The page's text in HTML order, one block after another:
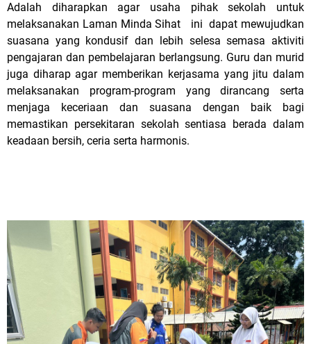
Adalah diharapkan agar usaha pihak sekolah untuk
melaksanakan Laman Minda Sihat ini dapat mewujudkan
suasana yang kondusif dan lebih selesa semasa aktiviti
pengajaran dan pembelajaran berlangsung. Guru dan murid
juga diharap agar memberikan kerjasama yang jitu dalam
melaksanakan program-program yang dirancang serta
menjaga keceriaan dan suasana dengan baik bagi
memastikan persekitaran sekolah sentiasa berada dalam
keadaan bersih, ceria serta harmonis.